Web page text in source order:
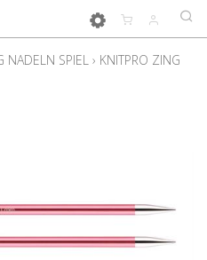
NADELN SPIEL › KNITPRO ZING